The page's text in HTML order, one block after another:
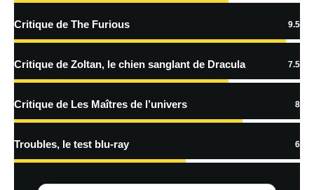
Critique de The Furious 9.5
Critique de Zoltan, le chien sanglant de Dracula 7.5
Critique de Les Maîtres de l’univers 8
Troubles, le test blu-ray 6